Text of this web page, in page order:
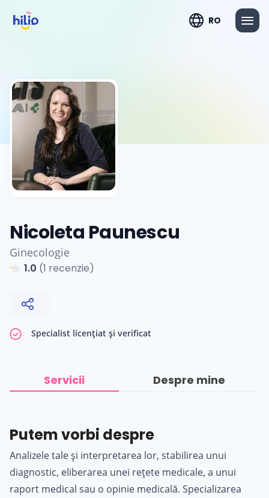
RO
Nicoleta Paunescu
Ginecologie
1.0 (1 recenzie)
Specialist licențiat și verificat
Servicii Despre mine
Putem vorbi despre
Analizele tale și interpretarea lor, stabilirea unui
diagnostic, eliberarea unei rețete medicale, a unui
raport medical sau o opinie medicală. Specializarea